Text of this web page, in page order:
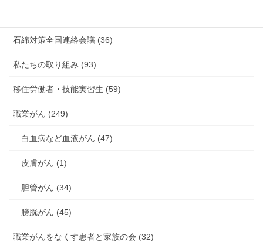
石綿対策全国連絡会議 (36)
私たちの取り組み (93)
移住労働者・技能実習生 (59)
職業がん (249)
白血病など血液がん (47)
皮膚がん (1)
胆管がん (34)
膀胱がん (45)
職業がんをなくす患者と家族の会 (32)